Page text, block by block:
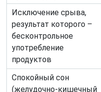
Исключение срыва,
результат которого –
бесконтрольное
употребление
продуктов
Спокойный сон
(желудочно-кишечный